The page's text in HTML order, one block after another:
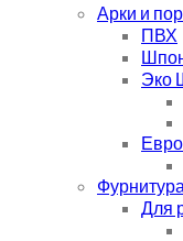
Арки и
ПВХ
Эко
Для